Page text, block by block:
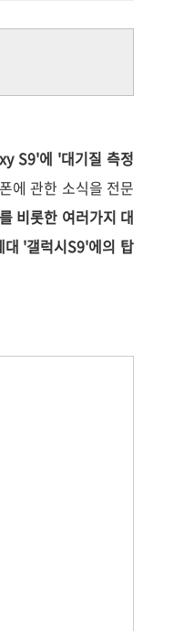
S9'에 '대기질 측정
에 관한 소식을 전문
비롯한 여러가지 대
대 '갤럭시S9'에의 탑